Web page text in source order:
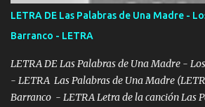
tirante andamos mi carnal atento a
se ve limpio el camino nos confiamos al
misma piedra me vuelvo a tropezar Cuando
en corto me tiró a per...
LETRA DE Las Palabras de Una Madre -
Barranco - LETRA
LETRA DE Las Palabras de Una Madre -
- LETRA Las Palabras de Una Madre
Barranco - LETRA Letra de la canción Las